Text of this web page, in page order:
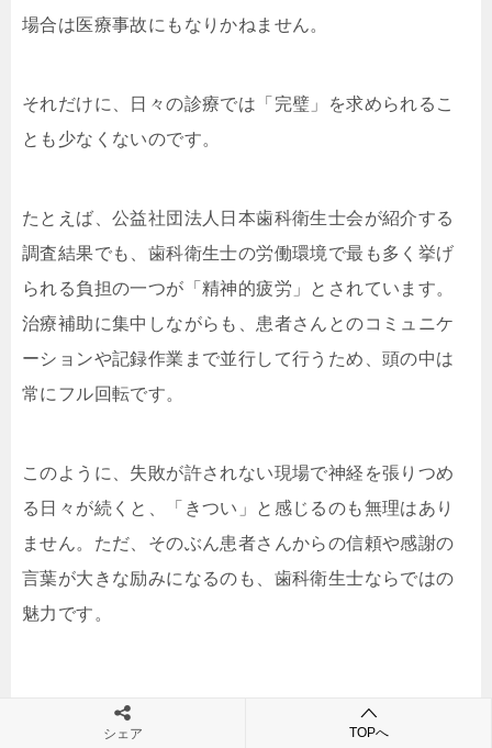
場合は医療事故にもなりかねません。
それだけに、日々の診療では「完璧」を求められるこ
とも少なくないのです。
たとえば、公益社団法人日本歯科衛生士会が紹介する
調査結果でも、歯科衛生士の労働環境で最も多く挙げ
られる負担の一つが「精神的疲労」とされています。
治療補助に集中しながらも、患者さんとのコミュニケ
ーションや記録作業まで並行して行うため、頭の中は
常にフル回転です。
このように、失敗が許されない現場で神経を張りつめ
る日々が続くと、「きつい」と感じるのも無理はあり
ません。ただ、そのぶん患者さんからの信頼や感謝の
言葉が大きな励みになるのも、歯科衛生士ならではの
魅力です。
【理由３】患者さんの不安や痛みに気を配り心が
シェア TOPへ